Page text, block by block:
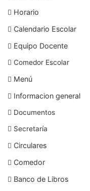
Horario
Calendario Escolar
Equipo Docente
Comedor Escolar
Menú
Informacion general
Documentos
Secretaría
Circulares
Comedor
Banco de Libros